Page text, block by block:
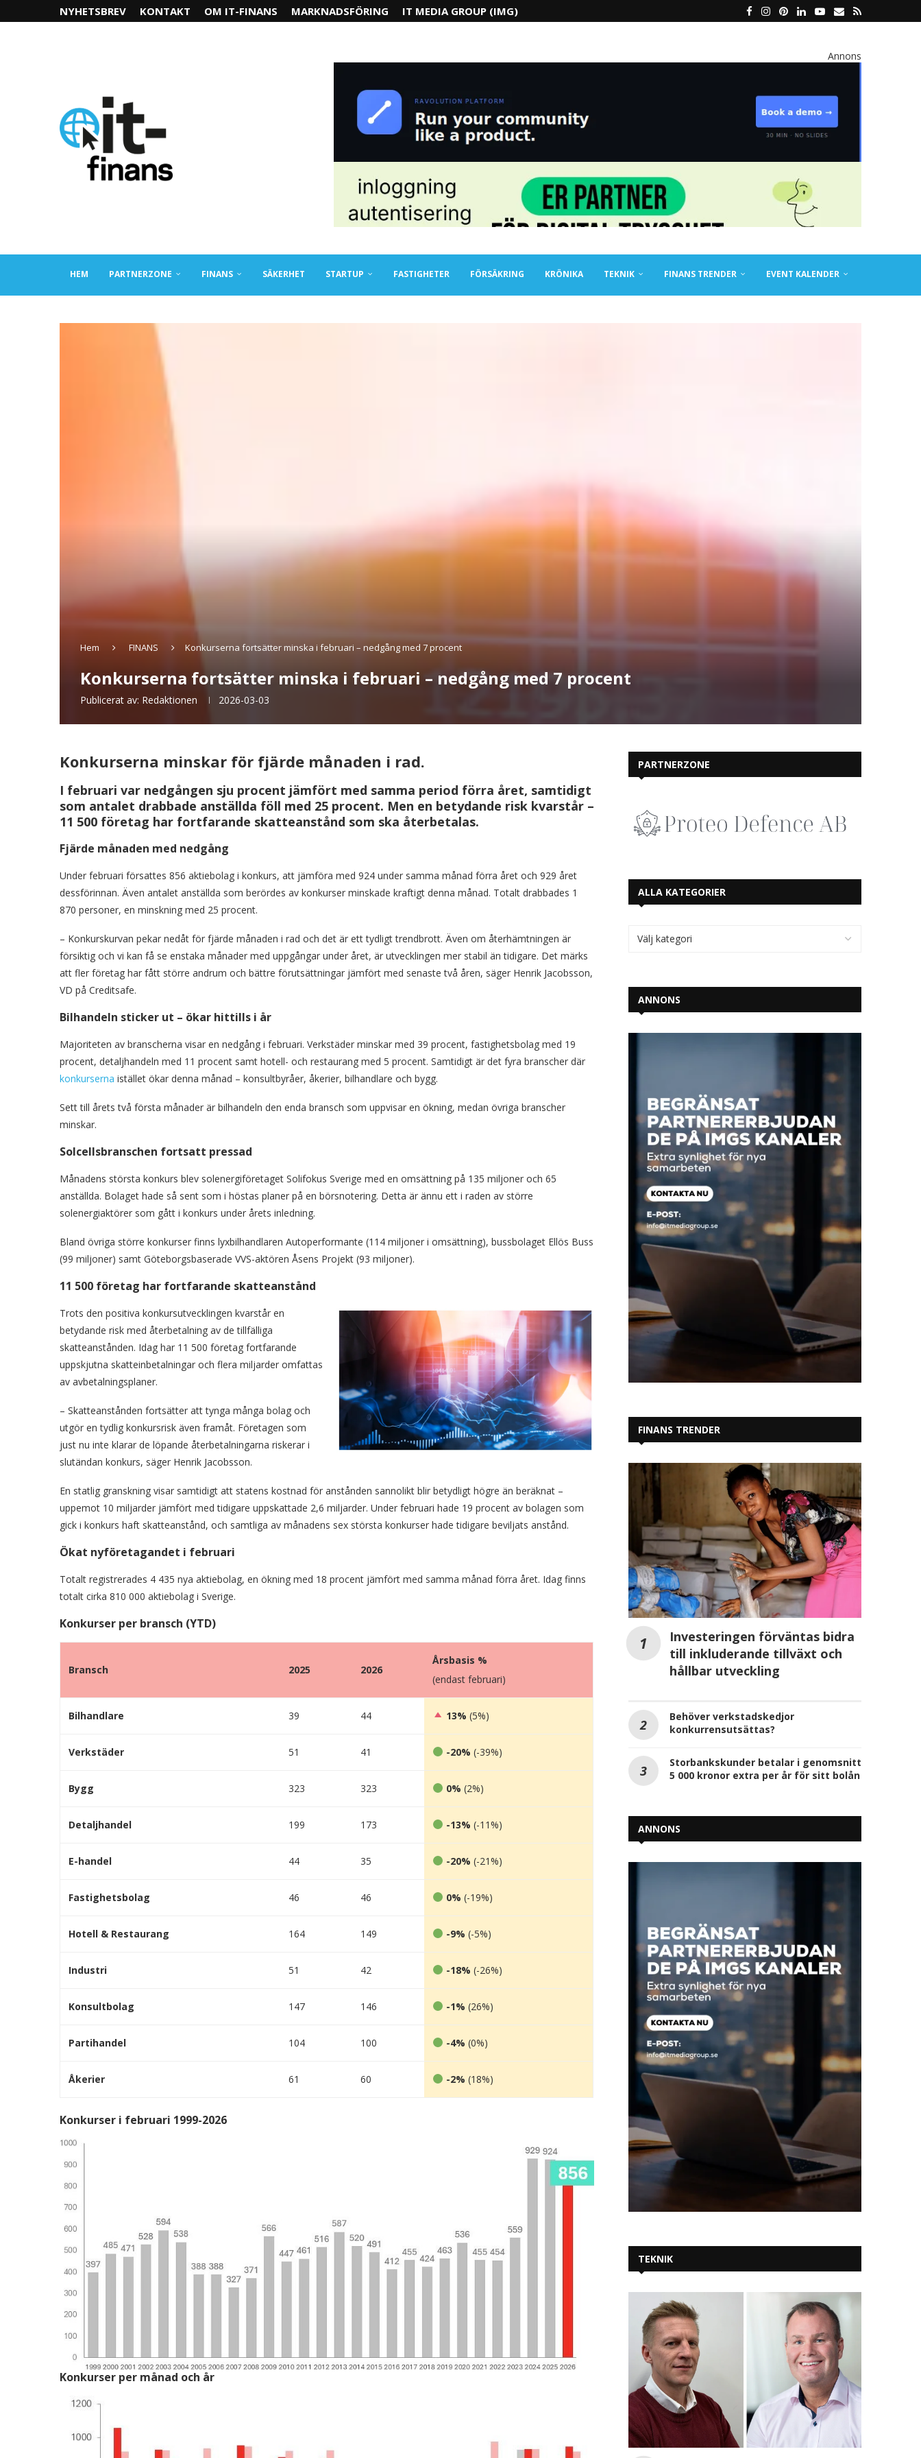
NYHETSBREV KONTAKT OM IT-FINANS MARKNADSFÖRING IT MEDIA GROUP (IMG)
Annons
HEM PARTNERZONE FINANS SÄKERHET STARTUP FASTIGHETER FÖRSÄKRING KRÖNIKA TEKNIK FINANS TRENDER EVENT KALENDER
Hem FINANS Konkurserna fortsätter minska i februari – nedgång med 7 procent
Konkurserna fortsätter minska i februari – nedgång med 7 procent
Publicerat av: Redaktionen 2026-03-03
Konkurserna minskar för fjärde månaden i rad.
I februari var nedgången sju procent jämfört med samma period förra året, samtidigt
som antalet drabbade anställda föll med 25 procent. Men en betydande risk kvarstår –
11 500 företag har fortfarande skatteanstånd som ska återbetalas.
Fjärde månaden med nedgång
Under februari försattes 856 aktiebolag i konkurs, att jämföra med 924 under samma månad förra året och 929 året
dessförinnan. Även antalet anställda som berördes av konkurser minskade kraftigt denna månad. Totalt drabbades 1
870 personer, en minskning med 25 procent.
– Konkurskurvan pekar nedåt för fjärde månaden i rad och det är ett tydligt trendbrott. Även om återhämtningen är
försiktig och vi kan få se enstaka månader med uppgångar under året, är utvecklingen mer stabil än tidigare. Det märks
att fler företag har fått större andrum och bättre förutsättningar jämfört med senaste två åren, säger Henrik Jacobsson,
VD på Creditsafe.
Bilhandeln sticker ut – ökar hittills i år
Majoriteten av branscherna visar en nedgång i februari. Verkstäder minskar med 39 procent, fastighetsbolag med 19
procent, detaljhandeln med 11 procent samt hotell- och restaurang med 5 procent. Samtidigt är det fyra branscher där
konkurserna istället ökar denna månad – konsultbyråer, åkerier, bilhandlare och bygg.
Sett till årets två första månader är bilhandeln den enda bransch som uppvisar en ökning, medan övriga branscher
minskar.
Solcellsbranschen fortsatt pressad
Månadens största konkurs blev solenergiföretaget Solifokus Sverige med en omsättning på 135 miljoner och 65
anställda. Bolaget hade så sent som i höstas planer på en börsnotering. Detta är ännu ett i raden av större
solenergiaktörer som gått i konkurs under årets inledning.
Bland övriga större konkurser finns lyxbilhandlaren Autoperformante (114 miljoner i omsättning), bussbolaget Ellös Buss
(99 miljoner) samt Göteborgsbaserade VVS-aktören Åsens Projekt (93 miljoner).
11 500 företag har fortfarande skatteanstånd
Trots den positiva konkursutvecklingen kvarstår en
betydande risk med återbetalning av de tillfälliga
skatteanstånden. Idag har 11 500 företag fortfarande
uppskjutna skatteinbetalningar och flera miljarder omfattas
av avbetalningsplaner.
– Skatteanstånden fortsätter att tynga många bolag och
utgör en tydlig konkursrisk även framåt. Företagen som
just nu inte klarar de löpande återbetalningarna riskerar i
slutändan konkurs, säger Henrik Jacobsson.
En statlig granskning visar samtidigt att statens kostnad för anstånden sannolikt blir betydligt högre än beräknat –
uppemot 10 miljarder jämfört med tidigare uppskattade 2,6 miljarder. Under februari hade 19 procent av bolagen som
gick i konkurs haft skatteanstånd, och samtliga av månadens sex största konkurser hade tidigare beviljats anstånd.
Ökat nyföretagandet i februari
Totalt registrerades 4 435 nya aktiebolag, en ökning med 18 procent jämfört med samma månad förra året. Idag finns
totalt cirka 810 000 aktiebolag i Sverige.
Konkurser per bransch (YTD)
Bransch 2025 2026
Årsbasis %
(endast februari)
Bilhandlare 39 44 13% (5%)
Verkstäder 51 41 -20% (-39%)
Bygg 323 323 0% (2%)
Detaljhandel 199 173 -13% (-11%)
E-handel 44 35 -20% (-21%)
Fastighetsbolag 46 46 0% (-19%)
Hotell & Restaurang 164 149 -9% (-5%)
Industri 51 42 -18% (-26%)
Konsultbolag 147 146 -1% (26%)
Partihandel 104 100 -4% (0%)
Åkerier 61 60 -2% (18%)
Konkurser i februari 1999-2026
Konkurser per månad och år
PARTNERZONE
ALLA KATEGORIER
ANNONS
FINANS TRENDER
Investeringen förväntas bidra
till inkluderande tillväxt och
hållbar utveckling
Behöver verkstadskedjor
konkurrensutsättas?
Storbankskunder betalar i genomsnitt
5 000 kronor extra per år för sitt bolån
ANNONS
TEKNIK